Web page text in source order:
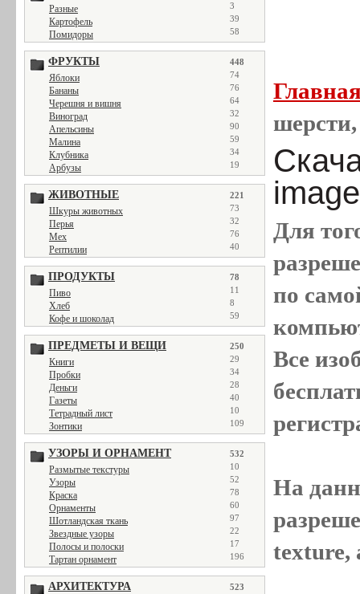
Разные 3
Картофель 39
Помидоры 58
ФРУКТЫ 448
Яблоки 74
Бананы 76
Черешня и вишня 64
Виноград 32
Апельсины 90
Малина 59
Клубника 34
Арбузы 19
ЖИВОТНЫЕ 221
Шкуры животных 73
Перья 32
Мех 76
Рептилии 40
ПРОДУКТЫ 78
Пиво 11
Хлеб 8
Кофе и шоколад 59
ПРЕДМЕТЫ И ВЕЩИ 250
Книги 29
Пробки 34
Деньги 28
Газеты 40
Тетрадный лист 10
Зонтики 109
УЗОРЫ И ОРНАМЕНТ 532
Размытые текстуры 10
Узоры 52
Краска 78
Орнаменты 60
Шотландская ткань 97
Звездные узоры 22
Полосы и полоски 17
Тартан орнамент 196
АРХИТЕКТУРА 523
image
Для
по
Все
На
texture,